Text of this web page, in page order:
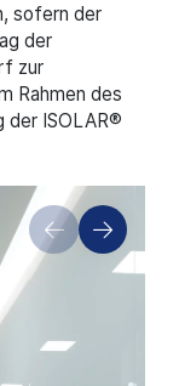
sofern der
der
zur
Rahmen des
ISOLAR®